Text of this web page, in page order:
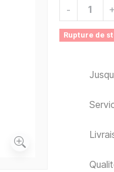
- +
Rupture de